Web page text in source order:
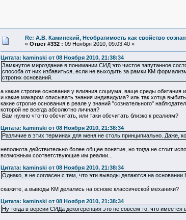
Re: А.В. Каминский, Необратимость как свойство
« Ответ #332 : 09 Ноября 2010, 09:03:40 »
Цитата: kaminski от 08 Ноября 2010, 21:38:34
Замкнутое мироздание в понимании СИД это чистое запутанное
способа от них избавиться, если не выходить за рамки КМ
строгих оснований.
а какие строгие основания у влияния социума, ваще среды
и какие макаром описывать знания индивидума? иль так хотца
какие строгие основания в реале у знаний "сознательного"
которой не всегда абсолютно личная?
Вам нужно что-то обсчитать, или таки обсчитать близко к реалиям?
Цитата: kaminski от 08 Ноября 2010, 21:38:34
Различие в этих терминах для меня не столь принципиально. Даже,
неполнота действительно более общее понятие, но тогда не стоит
возможным соответствующие им реалии...
Цитата: kaminski от 08 Ноября 2010, 21:38:34
Однако, я не согласен с тем, что эти выводы делаются на основании
скажите, а выводы КМ делались на основе классической механики?
Цитата: kaminski от 08 Ноября 2010, 21:38:34
Ну тогда в версии СИДа декогеренция это не совсем то, что имеется